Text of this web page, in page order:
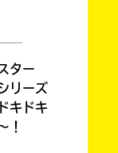
ター
リーズ
キドキ
！